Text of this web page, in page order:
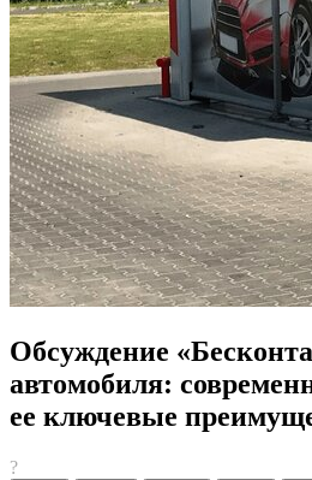
Обсуждение
автомобиля:
ее ключевые
?